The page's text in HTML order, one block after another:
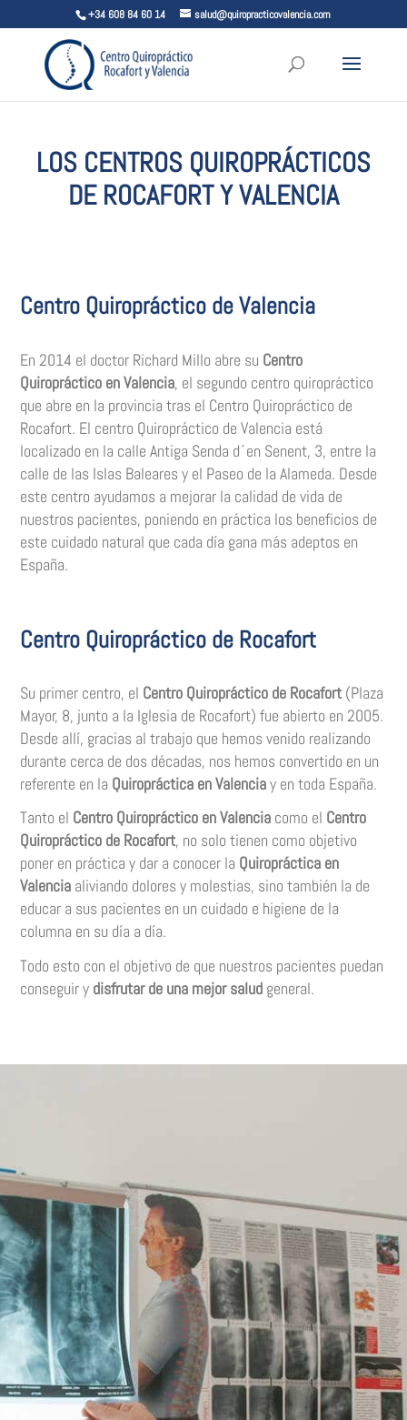
+34 608 84 60 14 salud@quiropracticovalencia.com
LOS CENTROS QUIROPRÁCTICOS
DE ROCAFORT Y VALENCIA
Centro Quiropráctico de Valencia
En 2014 el doctor Richard Millo abre su Centro
Quiropráctico en Valencia, el segundo centro quiropráctico
que abre en la provincia tras el Centro Quiropráctico de
Rocafort. El centro Quiropráctico de Valencia está
localizado en la calle Antiga Senda d´en Senent, 3, entre la
calle de las Islas Baleares y el Paseo de la Alameda. Desde
este centro ayudamos a mejorar la calidad de vida de
nuestros pacientes, poniendo en práctica los beneficios de
este cuidado natural que cada día gana más adeptos en
España.
Centro Quiropráctico de Rocafort
Su primer centro, el Centro Quiropráctico de Rocafort (Plaza
Mayor, 8, junto a la Iglesia de Rocafort) fue abierto en 2005.
Desde allí, gracias al trabajo que hemos venido realizando
durante cerca de dos décadas, nos hemos convertido en un
referente en la Quiropráctica en Valenciay en toda España.
Tanto el Centro Quiropráctico en Valencia como el Centro
Quiropráctico de Rocafort, no solo tienen como objetivo
poner en práctica y dar a conocer la Quiropráctica en
Valencia aliviando dolores y molestias, sino también la de
educar a sus pacientes en un cuidado e higiene de la
columna en su día a día.
Todo esto con el objetivo de que nuestros pacientes puedan
conseguir y disfrutar de una mejor salud general.